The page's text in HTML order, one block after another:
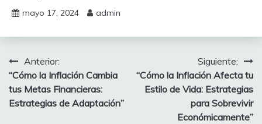
mayo 17, 2024 admin
Navegación
de
entradas
Anterior:
“Cómo la Inflación Cambia
tus Metas Financieras:
Estrategias de Adaptación”
Siguiente:
“Cómo la Inflación Afecta tu
Estilo de Vida: Estrategias
para Sobrevivir
Económicamente”